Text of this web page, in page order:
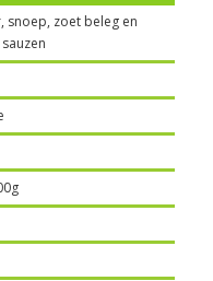
snoep, zoet beleg en